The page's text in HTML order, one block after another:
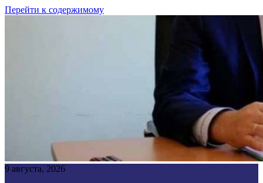
Перейти к содержимому
9 августа, 2026